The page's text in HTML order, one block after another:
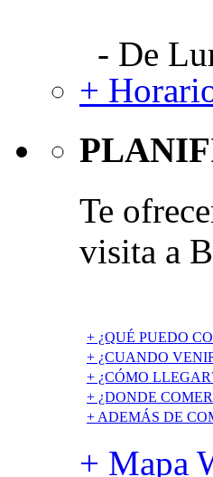
- De
+
Te
visita a
+ ¿QUÉ PUEDO
+ ¿CUANDO
+ ¿CÓMO
+ ¿DONDE
+ ADEMÁS DE
+ Mapa